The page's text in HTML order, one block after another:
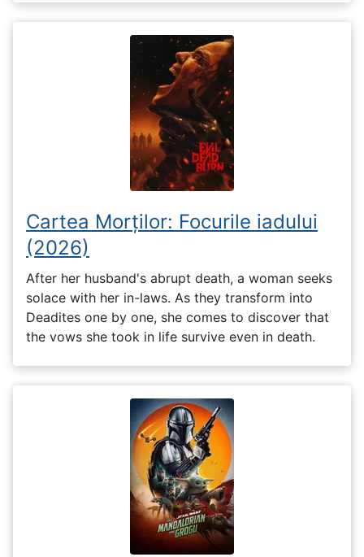
Cartea Morților: Focurile iadului
(2026)
After her husband's abrupt death, a woman seeks
solace with her in-laws. As they transform into
Deadites one by one, she comes to discover that
the vows she took in life survive even in death.